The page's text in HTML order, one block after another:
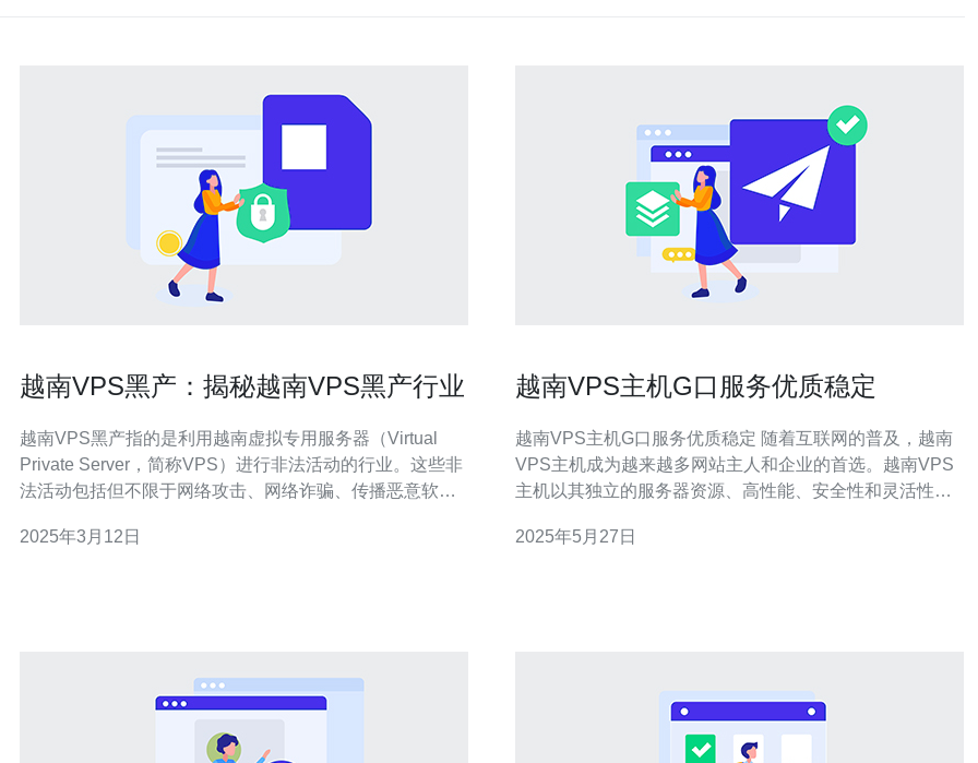
越南VPS黑产：揭秘越南VPS黑产行业
越南VPS黑产指的是利用越南虚拟专用服务器（Virtual
Private Server，简称VPS）进行非法活动的行业。这些非
法活动包括但不限于网络攻击、网络诈骗、传播恶意软件
个人从事相关活动。据统计，越南VPS黑产行业每年带来
2025年3月12日
越南VPS主机G口服务优质稳定
越南VPS主机G口服务优质稳定 随着互联网的普及，越南
VPS主机成为越来越多网站主人和企业的首选。越南VPS
主机以其独立的服务器资源、高性能、安全性和灵活性受
一。G口服务是指采用高速网络接入，具有更大的带宽和
2025年5月27日